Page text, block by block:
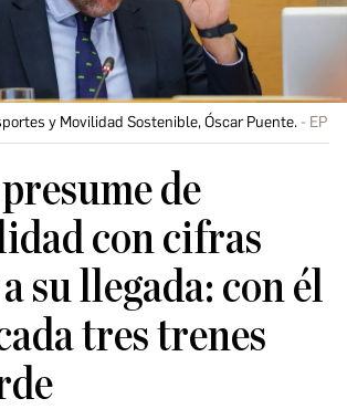
y Movilidad Sostenible, Óscar Puente. EP
de
con cifras
su llegada: con él
tres trenes